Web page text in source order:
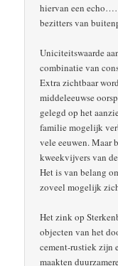
hiervan een
bezitters van
Uniciteitswaarde
combinatie van
Extra zichtbaar
middeleeuwse
gelegd op het
familie mogelijk
vele eeuwen. Maar
kweekvijvers van
Het is van belang
zoveel mogelijk
Het zink op
objecten van het
cement-rustiek zijn
maakten